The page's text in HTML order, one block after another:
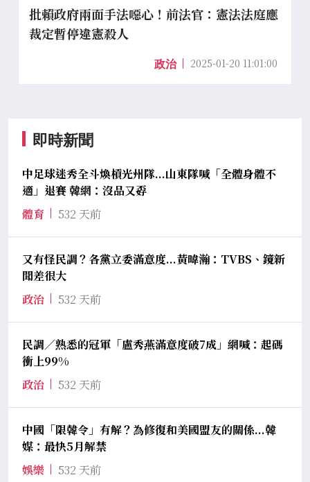
批賴政府兩面手法噁心！前法官：憲法法庭應
裁定暫停違憲殺人
政治 2025-01-20 11:01:00
即時新聞
中足球迷秀全斗煥槓光州隊...山東隊喊「全體身體不
適」退賽 韓網：沒品又孬
體育
532 天前
又有怪民調？各黨立委滿意度...黃暐瀚：TVBS、鏡新
聞差很大
政治
532 天前
民調／熟悉的冠軍「盧秀燕滿意度破7成」網喊：起碼
衝上99%
政治
532 天前
中國「限韓令」有解？為修復和美國盟友的關係...韓
媒：最快5月解禁
娛樂
532 天前